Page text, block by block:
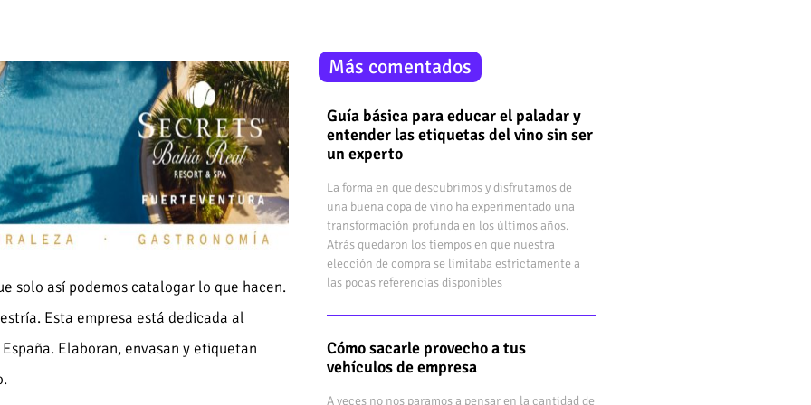
solo así podemos catalogar lo que hacen.
Esta empresa está dedicada al
Elaboran, envasan y etiquetan
Más comentados
Guía básica para educar el paladar y
entender las etiquetas del vino sin ser
un experto
La forma en que descubrimos y disfrutamos de
una buena copa de vino ha experimentado una
transformación profunda en los últimos años.
Atrás quedaron los tiempos en que nuestra
elección de compra se limitaba estrictamente a
las pocas referencias disponibles
Cómo sacarle provecho a tus
vehículos de empresa
A veces no nos paramos a pensar en la cantidad de